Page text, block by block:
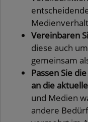
Vereinbaren
diese auch
gemeinsam
Passen Sie
an die
und Medien
andere